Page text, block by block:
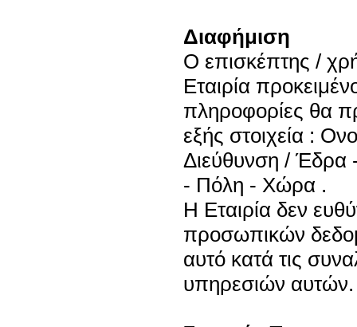
Διαφήμιση
Ο επισκέπτης /
Εταιρία
πληροφορίες θα
εξής στοιχεία :
Διεύθυνση /
- Πόλη - Χώρα .
Η Εταιρία δεν
προσωπικών
αυτό κατά τις
υπηρεσιών αυτών.